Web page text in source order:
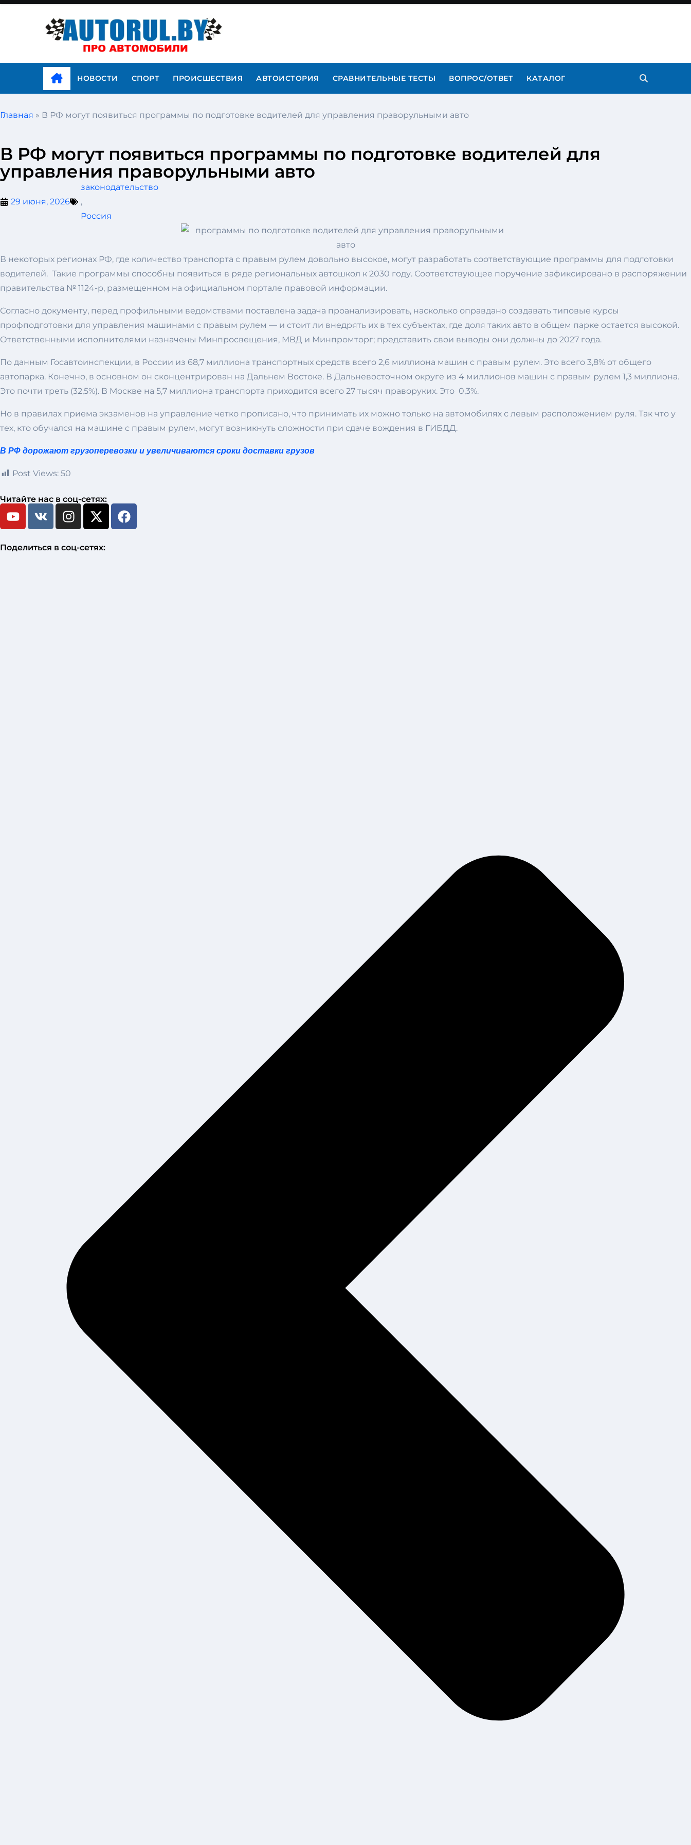
НОВОСТИ СПОРТ ПРОИСШЕСТВИЯ АВТОИСТОРИЯ СРАВНИТЕЛЬНЫЕ ТЕСТЫ ВОПРОС/ОТВЕТ КАТАЛОГ
Главная » В РФ могут появиться программы по подготовке водителей для управления праворульными авто
В РФ могут появиться программы по подготовке водителей для
управления праворульными авто
29 июня, 2026
законодательство
,
Россия
В некоторых регионах РФ, где количество транспорта с правым рулем довольно высокое, могут разработать соответствующие программы для подготовки
водителей. Такие программы способны появиться в ряде региональных автошкол к 2030 году. Соответствующее поручение зафиксировано в распоряжении
правительства № 1124-р, размещенном на официальном портале правовой информации.
Согласно документу, перед профильными ведомствами поставлена задача проанализировать, насколько оправдано создавать типовые курсы
профподготовки для управления машинами с правым рулем — и стоит ли внедрять их в тех субъектах, где доля таких авто в общем парке остается высокой.
Ответственными исполнителями назначены Минпросвещения, МВД и Минпромторг; представить свои выводы они должны до 2027 года.
По данным Госавтоинспекции, в России из 68,7 миллиона транспортных средств всего 2,6 миллиона машин с правым рулем. Это всего 3,8% от общего
автопарка. Конечно, в основном он сконцентрирован на Дальнем Востоке. В Дальневосточном округе из 4 миллионов машин с правым рулем 1,3 миллиона.
Это почти треть (32,5%). В Москве на 5,7 миллиона транспорта приходится всего 27 тысяч праворуких. Это 0,3%.
Но в правилах приема экзаменов на управление четко прописано, что принимать их можно только на автомобилях с левым расположением руля. Так что у
тех, кто обучался на машине с правым рулем, могут возникнуть сложности при сдаче вождения в ГИБДД.
В РФ дорожают грузоперевозки и увеличиваются сроки доставки грузов
Post Views: 50
Читайте нас в соц-сетях:
Поделиться в соц-сетях: